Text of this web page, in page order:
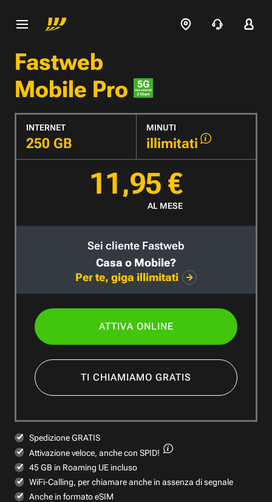
Fastweb
Mobile Pro
INTERNET
250 GB
MINUTI
illimitati
11,95 €
AL MESE
Sei cliente Fastweb
Casa o Mobile?
Per te, giga illimitati
ATTIVA ONLINE
TI CHIAMIAMO GRATIS
Spedizione GRATIS
Attivazione veloce, anche con SPID!
45 GB in Roaming UE incluso
WiFi-Calling, per chiamare anche in assenza di segnale
Anche in formato eSIM